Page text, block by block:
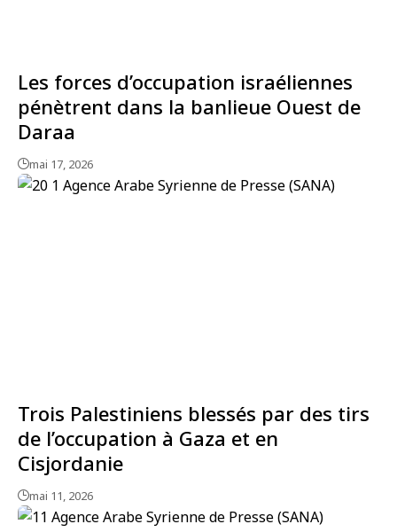
Les forces d’occupation israéliennes
pénètrent dans la banlieue Ouest de
Daraa
mai 17, 2026
Trois Palestiniens blessés par des tirs
de l’occupation à Gaza et en
Cisjordanie
mai 11, 2026